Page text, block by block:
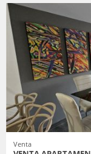
Venta